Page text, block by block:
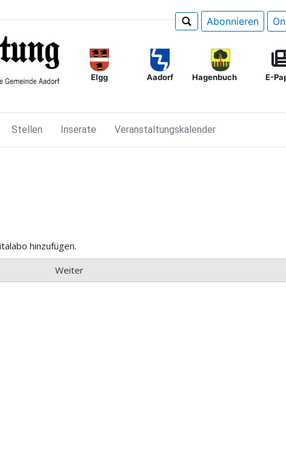
Abonnieren
Elgg Aadorf Hagenbuch E-
Stellen Inserate Veranstaltungskalender